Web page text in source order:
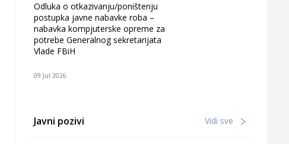
Odluka o otkazivanju/poništenju
postupka javne nabavke roba –
nabavka kompjuterske opreme za
potrebe Generalnog sekretarijata
Vlade FBiH
09 Jul 2026
Javni pozivi Vidi sve